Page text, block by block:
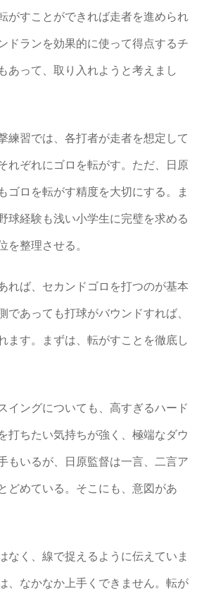
がすことができれば走者を進められ
ドランを効果的に使って得点するチ
あって、取り入れようと考えまし
練習では、各打者が走者を想定して
れぞれにゴロを転がす。ただ、日原
ゴロを転がす精度を大切にする。ま
球経験も浅い小学生に完璧を求める
を整理させる。
れば、セカンドゴロを打つのが基本
であっても打球がバウンドすれば、
ます。まずは、転がすことを徹底し
イングについても、高すぎるハード
打ちたい気持ちが強く、極端なダウ
もいるが、日原監督は一言、二言ア
どめている。そこにも、意図があ
なく、線で捉えるように伝えていま
、なかなか上手くできません。転が